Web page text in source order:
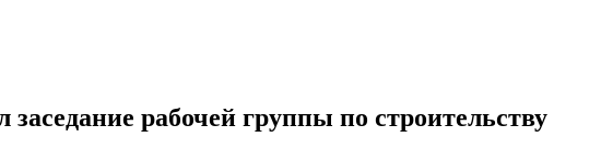
рабочей группы по строительству